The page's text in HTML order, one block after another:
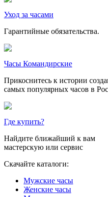
Уход за часами
Гарантийные обязательства.
Часы Командирские
Прикоснитесь к истории
самых популярных часов в
Где купить?
Найдите ближайший к вам
мастерскую или сервис
Скачайте каталоги:
Мужские часы
Женские часы